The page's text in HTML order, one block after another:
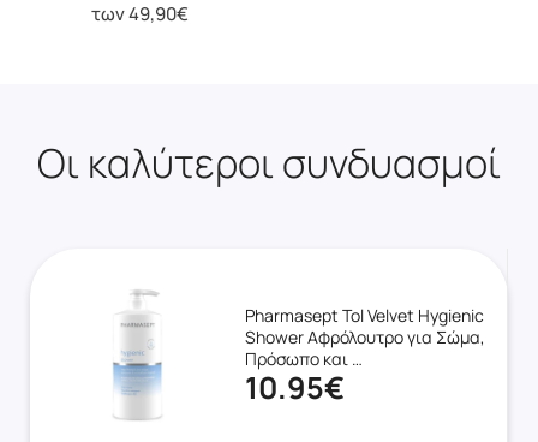
των 49,90€
Οι καλύτεροι συνδυασμοί
Pharmasept Tol Velvet Hygienic
Shower Αφρόλουτρο για Σώμα,
Πρόσωπο και …
10.95€